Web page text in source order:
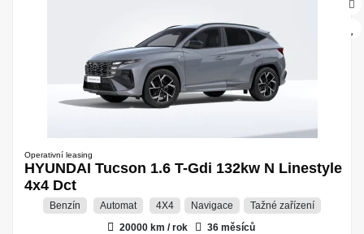
Operativní leasing
HYUNDAI Tucson 1.6 T-Gdi 132kw N Linestyle
4x4 Dct
Benzín Automat 4X4 Navigace
Tažné zařízení
20000 km / rok
36 měsíců